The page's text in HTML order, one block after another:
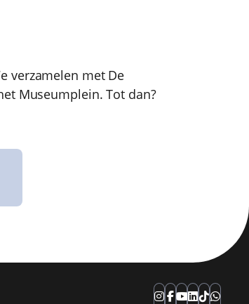
verzamelen met De
Museumplein. Tot dan?